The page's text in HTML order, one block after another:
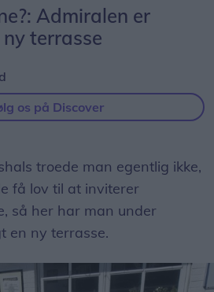
Admiralen er
terrasse
os på Discover
troede man egentlig ikke,
få lov til at inviterer
så her har man under
en ny terrasse.